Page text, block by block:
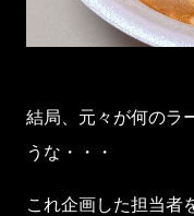
結局、元々が何のラ
うな・・・
これ企画した担当者